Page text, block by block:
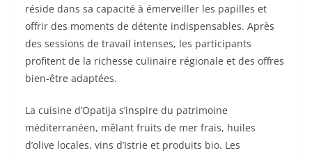
réside dans sa capacité à émerveiller les papilles et
offrir des moments de détente indispensables. Après
des sessions de travail intenses, les participants
profitent de la richesse culinaire régionale et des offres
bien-être adaptées.
La cuisine d’Opatija s’inspire du patrimoine
méditerranéen, mêlant fruits de mer frais, huiles
d’olive locales, vins d’Istrie et produits bio. Les